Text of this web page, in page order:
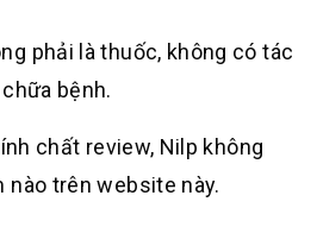
phải là thuốc, không có tác
bệnh.
chất review, Nilp không
nào trên website này.